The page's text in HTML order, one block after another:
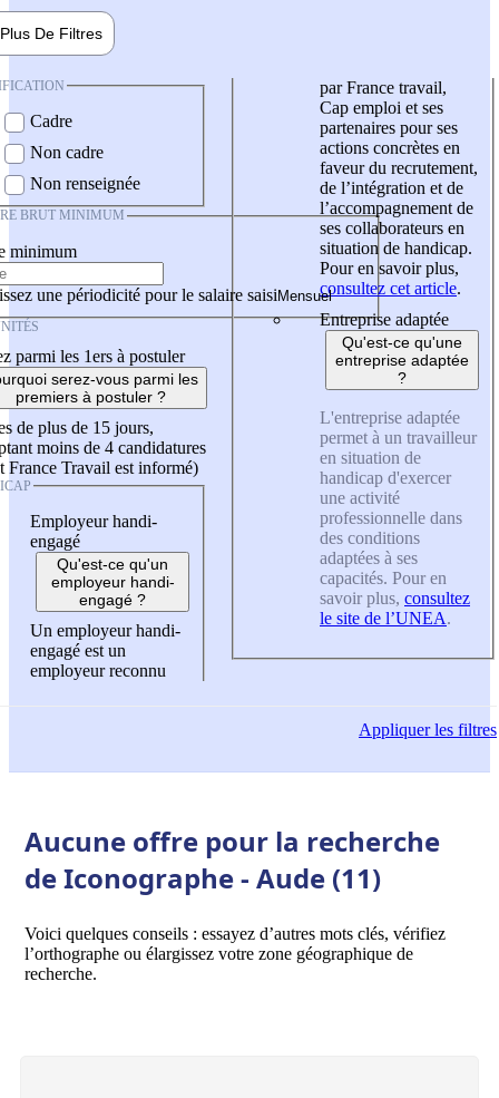
Plus De Filtres
Cadre
Non cadre
Non renseignée
BRUT MINIMUM
minimum
une périodicité pour le salaire saisi
parmi les 1ers à postuler
serez-vous parmi les
premiers à postuler ?
de plus de 15 jours,
moins de 4 candidatures
France Travail est informé)
Employeur handi-
engagé
Qu'est-ce qu'un
employeur handi-
engagé ?
Un employeur handi-
engagé est un
employeur reconnu
par France travail,
Cap emploi et ses
partenaires pour ses
actions concrètes en
faveur du recrutement,
de l’intégration et de
l’accompagnement de
ses collaborateurs en
situation de handicap.
Pour en savoir plus,
consultez cet article.
Entreprise adaptée
Qu'est-ce qu'une
entreprise adaptée
?
L'entreprise adaptée
permet à un travailleur
en situation de
handicap d'exercer
une activité
professionnelle dans
des conditions
adaptées à ses
capacités. Pour en
savoir plus, consultez
le site de l’UNEA.
Appliquerles filtres
Aucune offre pour la recherche
de Iconographe - Aude (11)
Voici quelques conseils : essayez d’autres mots clés, vérifiez
l’orthographe ou élargissez votre zone géographique de
recherche.